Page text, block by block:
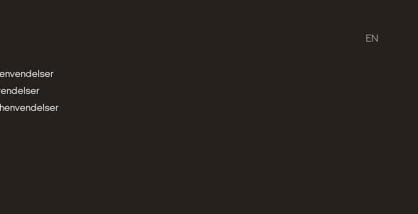
EN